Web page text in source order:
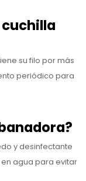
cuchilla
su filo por más
periódico para
y desinfectante
agua para evitar